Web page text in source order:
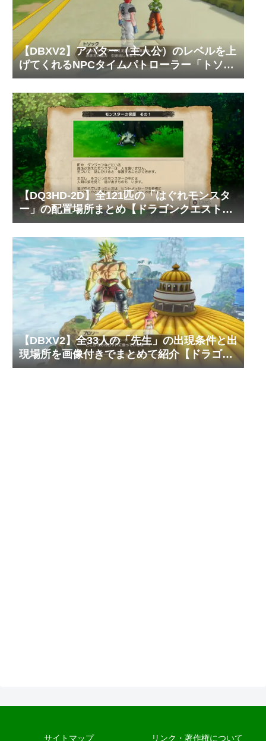
【DBXV2】アバター（主人公）のレベルを上
げてくれるNPCタイムパトローラー「トソッ
ク」の居場所と必要なゼニーやTPメダルの枚
数【ドラゴンボール ゼノバース2】
【DQ3HD-2D】全121匹の「はぐれモンスタ
ー」の配置場所まとめ【ドラゴンクエスト3
そして伝説へ…】
【DBXV2】全33人の「先生」の出現条件と出
現場所を画像付きでまとめて紹介【ドラゴン
ボール ゼノバース2】
サイトマップ リンク・著作権について